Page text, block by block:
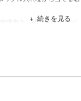
進突き、威力最強)だけ
続きを見る